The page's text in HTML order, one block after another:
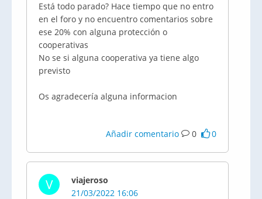
Está todo parado? Hace tiempo que no entro
en el foro y no encuentro comentarios sobre
ese 20% con alguna protección o
cooperativas
No se si alguna cooperativa ya tiene algo
previsto
Os agradecería alguna informacion
Añadir comentario 0 0
V
viajeroso
21/03/2022 16:06